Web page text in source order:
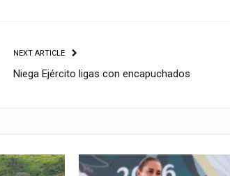
NEXT ARTICLE
Niega Ejército ligas con encapuchados